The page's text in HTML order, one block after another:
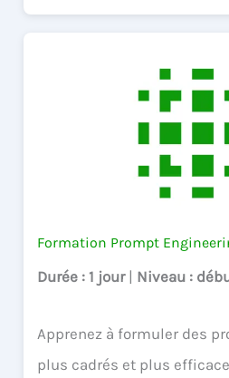
Formation Prompt
Durée : 1 jour | Niveau :
Apprenez à formuler des
plus cadrés et plus